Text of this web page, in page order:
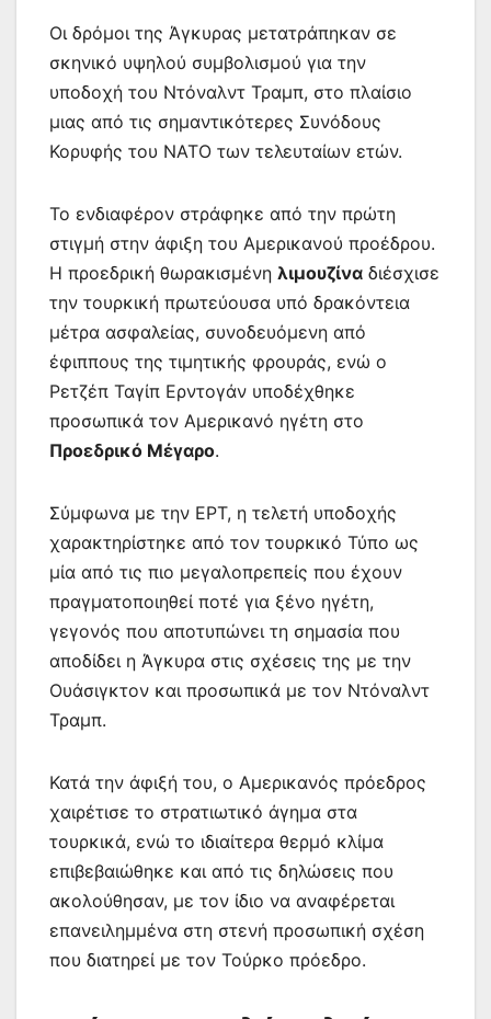
Οι δρόμοι της Άγκυρας μετατράπηκαν σε
σκηνικό υψηλού συμβολισμού για την
υποδοχή του Ντόναλντ Τραμπ, στο πλαίσιο
μιας από τις σημαντικότερες Συνόδους
Κορυφής του ΝΑΤΟ των τελευταίων ετών.
Το ενδιαφέρον στράφηκε από την πρώτη
στιγμή στην άφιξη του Αμερικανού προέδρου.
Η προεδρική θωρακισμένη λιμουζίνα διέσχισε
την τουρκική πρωτεύουσα υπό δρακόντεια
μέτρα ασφαλείας, συνοδευόμενη από
έφιππους της τιμητικής φρουράς, ενώ ο
Ρετζέπ Ταγίπ Ερντογάν υποδέχθηκε
προσωπικά τον Αμερικανό ηγέτη στο
Προεδρικό Μέγαρο.
Σύμφωνα με την ΕΡΤ, η τελετή υποδοχής
χαρακτηρίστηκε από τον τουρκικό Τύπο ως
μία από τις πιο μεγαλοπρεπείς που έχουν
πραγματοποιηθεί ποτέ για ξένο ηγέτη,
γεγονός που αποτυπώνει τη σημασία που
αποδίδει η Άγκυρα στις σχέσεις της με την
Ουάσιγκτον και προσωπικά με τον Ντόναλντ
Τραμπ.
Κατά την άφιξή του, ο Αμερικανός πρόεδρος
χαιρέτισε το στρατιωτικό άγημα στα
τουρκικά, ενώ το ιδιαίτερα θερμό κλίμα
επιβεβαιώθηκε και από τις δηλώσεις που
ακολούθησαν, με τον ίδιο να αναφέρεται
επανειλημμένα στη στενή προσωπική σχέση
που διατηρεί με τον Τούρκο πρόεδρο.